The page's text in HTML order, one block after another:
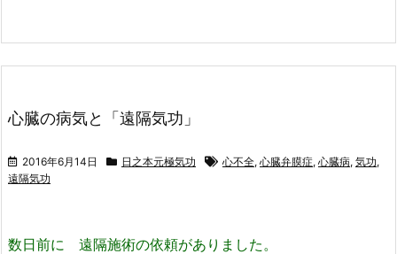
心臓の病気と「遠隔気功」
2016年6月14日 日之本元極気功 心不全, 心臓弁膜症, 心臓病, 気功,
遠隔気功
数日前に 遠隔施術の依頼がありました。